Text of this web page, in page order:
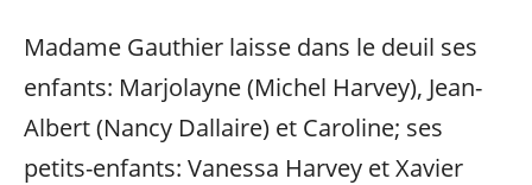
Madame Gauthier laisse dans le deuil ses
enfants: Marjolayne (Michel Harvey), Jean-
Albert (Nancy Dallaire) et Caroline; ses
petits-enfants: Vanessa Harvey et Xavier